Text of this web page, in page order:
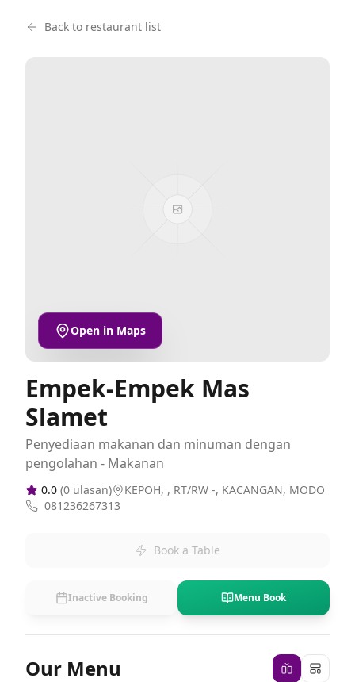
Back to restaurant list
Open in Maps
Empek-Empek Mas
Slamet
Penyediaan makanan dan minuman dengan
pengolahan - Makanan
0.0 (0 ulasan)
KEPOH, , RT/RW -, KACANGAN, MODO
081236267313
Book a Table
Inactive Booking Menu Book
Our Menu